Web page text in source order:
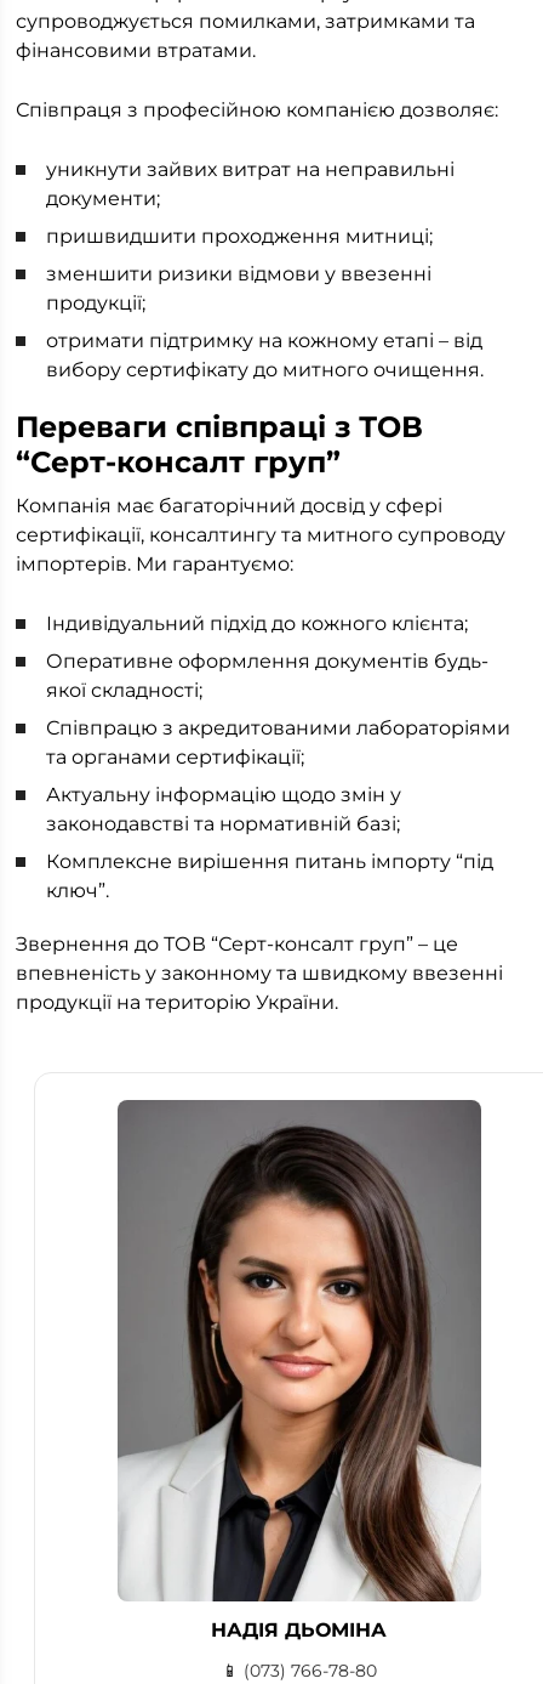
супроводжується помилками, затримками та
фінансовими втратами.
Співпраця з професійною компанією дозволяє:
уникнути зайвих витрат на неправильні
документи;
пришвидшити проходження митниці;
зменшити ризики відмови у ввезенні
продукції;
отримати підтримку на кожному етапі – від
вибору сертифікату до митного очищення.
Переваги співпраці з ТОВ
“Серт-консалт груп”
Компанія має багаторічний досвід у сфері
сертифікації, консалтингу та митного супроводу
імпортерів. Ми гарантуємо:
Індивідуальний підхід до кожного клієнта;
Оперативне оформлення документів будь-
якої складності;
Співпрацю з акредитованими лабораторіями
та органами сертифікації;
Актуальну інформацію щодо змін у
законодавстві та нормативній базі;
Комплексне вирішення питань імпорту “під
ключ”.
Звернення до ТОВ “Серт-консалт груп” – це
впевненість у законному та швидкому ввезенні
продукції на територію України.
НАДІЯ ДЬОМІНА
📱 (073) 766-78-80